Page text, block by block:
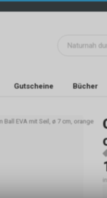
Gutscheine Bücher
Ball EVA mit Seil, ø 7 cm, orange